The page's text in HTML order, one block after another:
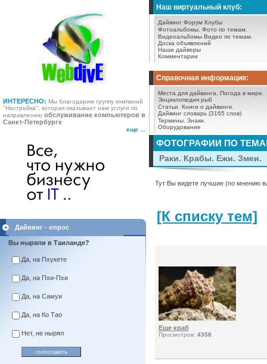
ИНТЕРЕСНО: Мы благодарим группу компаний
"Настройка", которая оказывает нам услуги по
направлению обслуживание компьютеров в
Санкт-Петербурге
еще ...
Наш виртуальный клуб:
Дайвинг Форум Клубы
Фотоальбомы. Фото по темам.
Видеоальбомы Видео по темам.
Доска объявлений
Наши дайверы
Комментарии
Справочная информация:
Места для дайвинга.
Погода в мире.
Энциклопедия рыб
Статьи.
Книги о дайвинге.
Дайвинг словарь (3165 слов)
Термины. Знаки.
Оборудование
Дайвинг - опрос
Вы ныряли в Таиланде?
Да, на Пхукете
Да, на Пхи-Пхи
Да, на Самуи
Да, на Ко Тао
Нет, не нырял
ФОТОГРАФИИ ПО
Раки. Крабы. Ежи. Змеи.
Тут Вы видете лучшие (по мнению
[К списку тем]
Еще краб
Просмотров: 4358